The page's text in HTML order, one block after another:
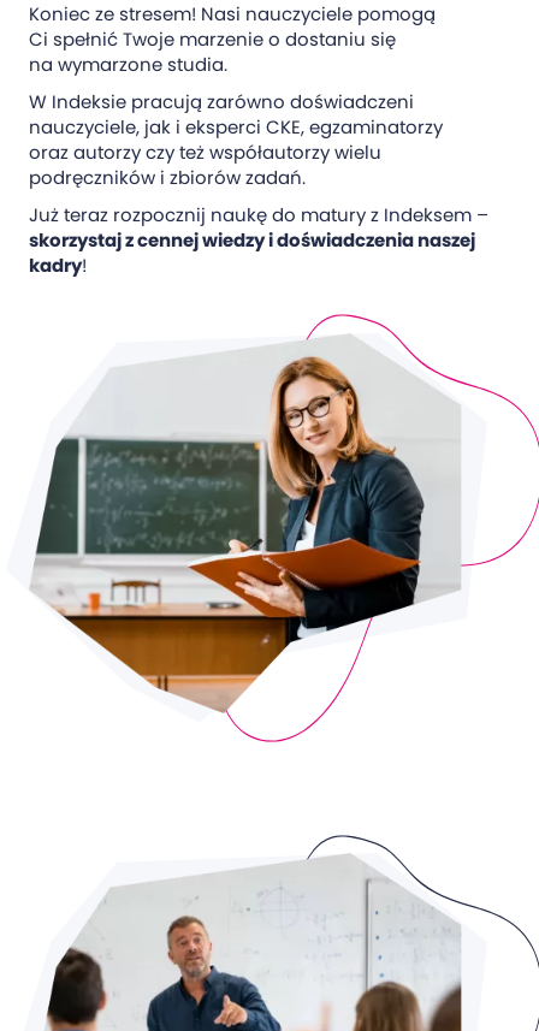
Koniec ze stresem! Nasi nauczyciele pomogą
Ci spełnić Twoje marzenie o dostaniu się
na wymarzone studia.
W Indeksie pracują zarówno doświadczeni
nauczyciele, jak i eksperci CKE, egzaminatorzy
oraz autorzy czy też współautorzy wielu
podręczników i zbiorów zadań.
Już teraz rozpocznij naukę do matury z Indeksem –
skorzystaj z cennej wiedzy i doświadczenia naszej
kadry!